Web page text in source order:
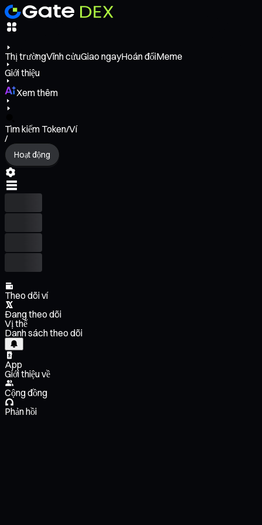
Thị trườngVĩnh cửuGiao ngayHoán đổiMeme
Giới thiệu
Xem thêm
Tìm kiếm Token/Ví
/
Hoạt động
Theo dõi ví
Đang theo dõi
Vị thế
Danh sách theo dõi
App
Giới thiệu về
Cộng đồng
Phản hồi